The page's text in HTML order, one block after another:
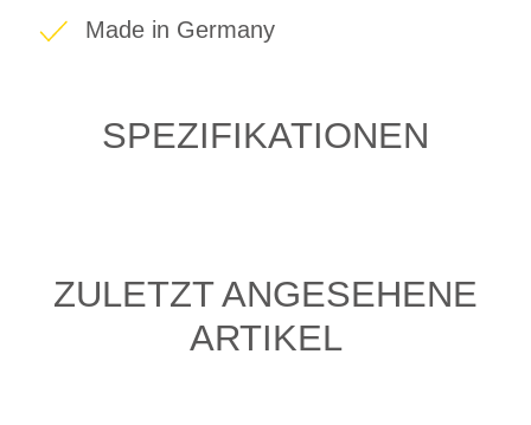
Made in Germany
SPEZIFIKATIONEN
ZULETZT ANGESEHENE
ARTIKEL